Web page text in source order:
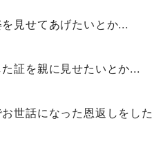
見せてあげたいとか...
証を親に見せたいとか...
世話になった恩返しをし